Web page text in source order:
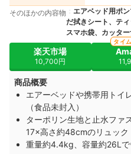
そのほかの内容物
エアベッド用ポ
だ拭きシート、テ
スマホ袋、カッタ
楽天市場
10,700円
タイ
商品概要
エアーベッドや携帯用トイ
（食品未封入）
ターポリン生地と止水ファ
17×高さ約48cmのリュック
重量約4.4kg、容量約26Lで